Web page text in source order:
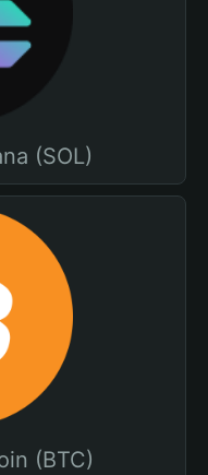
(SOL)
(BTC)